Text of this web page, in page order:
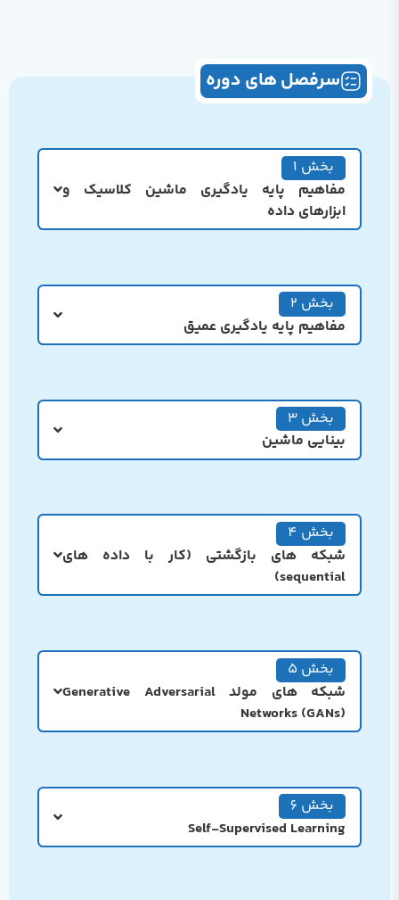
سرفصل های دوره
بخش 1
مفاهیم پایه یادگیری ماشین کلاسیک و
ابزارهای داده
بخش 2
مفاهیم پایه یادگیری عمیق
بخش 3
بینایی ماشین
بخش 4
شبکه های بازگشتی (کار با داده های
sequential)
بخش 5
شبکه های مولد Generative Adversarial
Networks (GANs)
بخش 6
Self-Supervised Learning